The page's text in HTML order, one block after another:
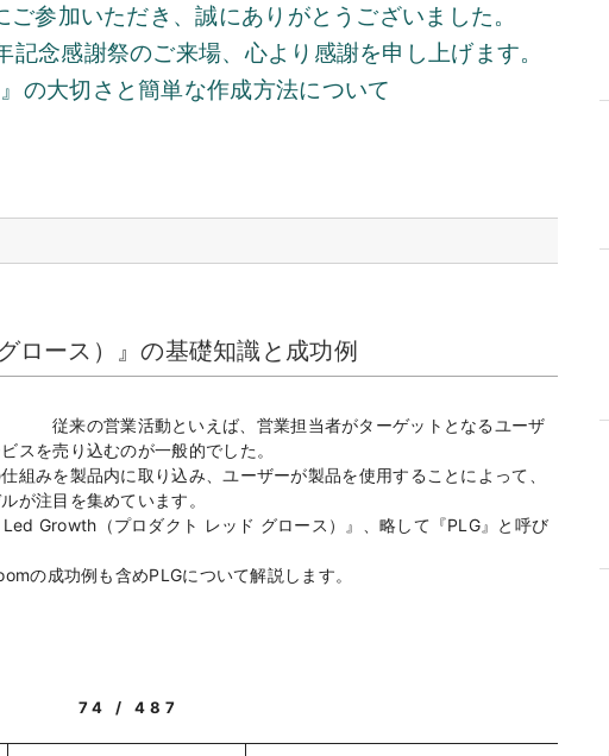
ご参加いただき、誠にありがとうございました。
記念感謝祭のご来場、心より感謝を申し上げます。
』の大切さと簡単な作成方法について
ロース）』の基礎知識と成功例
従来の営業活動といえば、営業担当者がターゲットとなるユーザ
スを売り込むのが一般的でした。
組みを製品内に取り込み、ユーザーが製品を使用することによって、
が注目を集めています。
Growth（プロダクト レッド グロース）』、略して『PLG』と呼び
の成功例も含めPLGについて解説します。
74 / 487